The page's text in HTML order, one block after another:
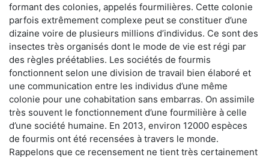
formant des colonies, appelés fourmilières. Cette colonie
parfois extrêmement complexe peut se constituer d’une
dizaine voire de plusieurs millions d’individus. Ce sont des
insectes très organisés dont le mode de vie est régi par
des règles préétablies. Les sociétés de fourmis
fonctionnent selon une division de travail bien élaboré et
une communication entre les individus d’une même
colonie pour une cohabitation sans embarras. On assimile
très souvent le fonctionnement d’une fourmilière à celle
d’une société humaine. En 2013, environ 12000 espèces
de fourmis ont été recensées à travers le monde.
Rappelons que ce recensement ne tient très certainement